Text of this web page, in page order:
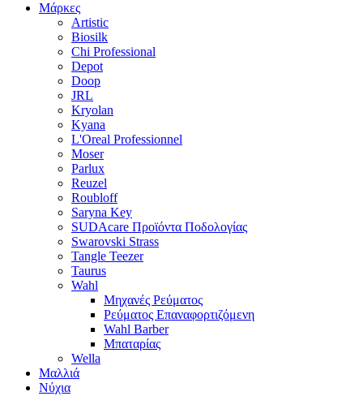
Μάρκες
Artistic
Biosilk
Chi Professional
Depot
Doop
JRL
Kryolan
Kyana
L'Oreal Professionnel
Moser
Parlux
Reuzel
Roubloff
Saryna Key
SUDAcare Προϊόντα Ποδολογίας
Swarovski Strass
Tangle Teezer
Taurus
Wahl
Μηχανές Ρεύματος
Ρεύματος Επαναφορτιζόμενη
Wahl Barber
Μπαταρίας
Wella
Μαλλιά
Νύχια